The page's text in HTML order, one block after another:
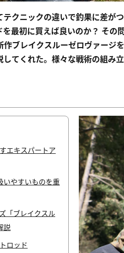
クニックの違いで釣果に差が
最初に買えば良いのか？ その
ブレイクスルーゼロヴァージ
てくれた。様々な戦術の組み
エキスパートア
いやすいものを重
「ブレイクスル
説
ロッド